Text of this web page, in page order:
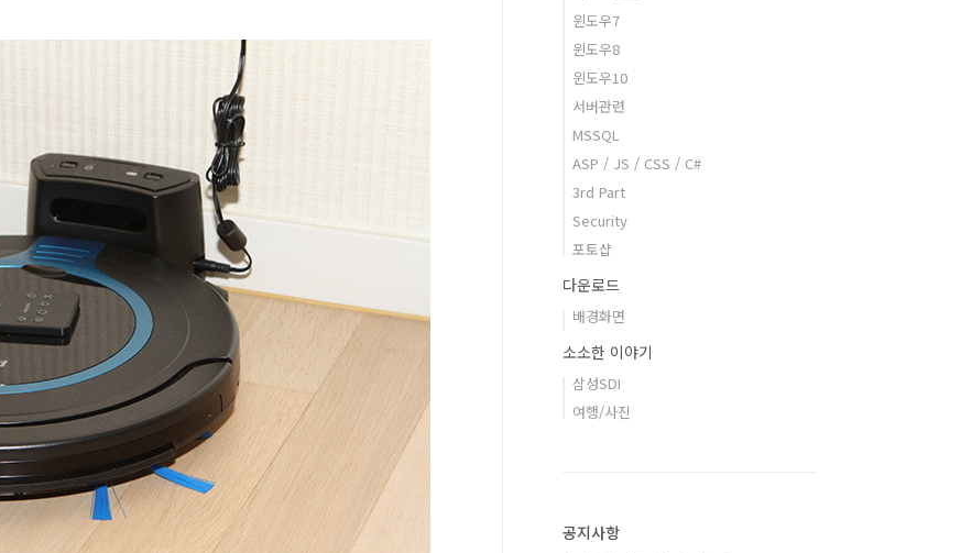
윈도우7
윈도우8
윈도우10
서버관련
MSSQL
ASP / JS / CSS / C#
3rd Part
Security
포토샵
다운로드
배경화면
소소한 이야기
삼성SDI
여행/사진
공지사항